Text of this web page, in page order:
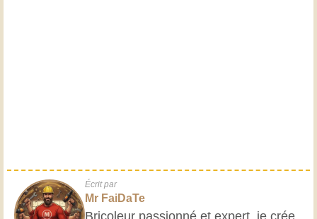
Écrit par
Mr FaiDaTe
Bricoleur passionné et expert, je crée,